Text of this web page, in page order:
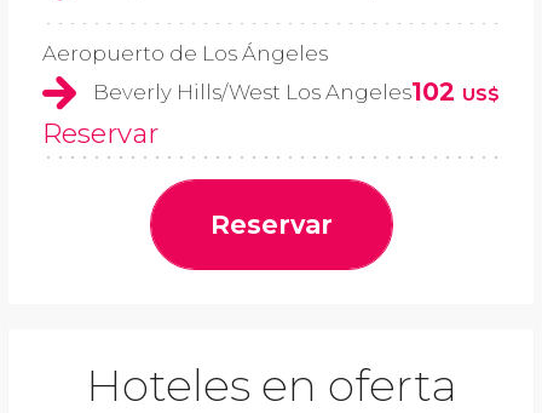
Aeropuerto de Los Ángeles
Beverly Hills/West Los Angeles102 US$
Reservar
Reservar
Hoteles en oferta